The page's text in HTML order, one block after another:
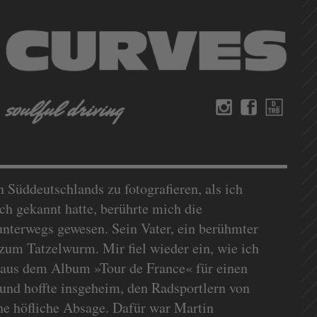
zu fotografieren, als ich
gekannt hatte, berührte mich die
gewesen. Sein Vater, ein berühmter
Tatzelwurm. Mir fiel wieder ein, wie ich
dem Album »Tour de France« für einen
hoffte insgeheim, den Radsportlern von
höfliche Absage. Dafür war Martin